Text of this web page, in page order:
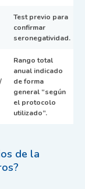
Test previo para
confirmar
seronegatividad.
Rango total
anual indicado
de forma
general “según
el protocolo
utilizado”.
de la